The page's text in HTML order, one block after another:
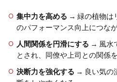
集中力を高める → 緑の植物は
のパフォーマンス向上につなが
人間関係を円滑にする → 風水
とされ、同僚や上司との関係
決断力を強化する → 良い気の